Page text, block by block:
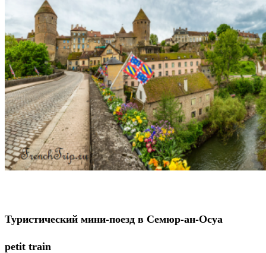
Туристический мини-поезд в Семюр-ан-Осуа
petit train